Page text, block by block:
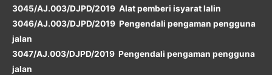
3045/AJ.003/DJPD/2019 Alat pemberi isyarat lalin
3046/AJ.003/DJPD/2019 Pengendali pengaman pengguna
jalan
3047/AJ.003/DJPD/2019 Pengendali pengaman pengguna
jalan